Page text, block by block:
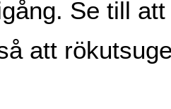
Se till
att